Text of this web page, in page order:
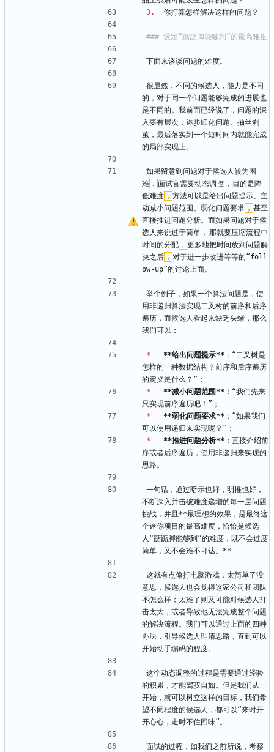
3.
  你打算怎样解决这样的问题？
下面来谈谈问题的难度。
很显然，不同的候选人，能力是不同
的，对于同一个问题能够完成的进展也
是不同的。我前面已经说了，问题的深
入要有层次，逐步细化问题、抽丝剥
茧，最后落实到一个短时间内就能完成
的局部实现上。
如果留意到问题对于候选人较为困
难 ， 面试官需要动态调控 ， 目的是降
低难度 ， 方法可以是给出问题提示、主
动减小问题范围、弱化问题要求 ， 甚至
直接推进问题分析。而如果问题对于候
选人来说过于简单 ， 那就要压缩流程中
时间的分配 ， 更多地把时间放到问题解
决之后 ， 对于进一步改进等等的“foll
ow-up”的讨论上面。
举个例子，如果一个算法问题是，使
用非递归算法实现二叉树的前序和后序
遍历，而候选人看起来缺乏头绪，那么
我们可以：
* **给出问题提示** ：“二叉树是
怎样的一种数据结构？前序和后序遍历
的定义是什么？”；
*
**减小问题范围** ：“我们先来
只实现前序遍历吧！”；
*
**弱化问题要求** ：“如果我们
可以使用递归来实现呢？”；
*
**推进问题分析** ：直接介绍前
序或者后序遍历，使用非递归来实现的
思路。
一句话，通过暗示也好，明推也好，
不断深入并击破难度递增的每一层问题
挑战，并且**最理想的效果，是最终这
个迷你项目的最高难度，恰恰是候选
人“踮踮脚能够到”的难度，既不会过度
简单，又不会难不可达。**
这就有点像打电脑游戏，太简单了没
意思，候选人也会觉得这家公司和团队
不怎么样；太难了则又可能对候选人打
击太大，或者导致他无法完成整个问题
的解决流程。我们可以通过上面的四种
办法，引导候选人理清思路，直到可以
开始动手编码的程度。
这个动态调整的过程是需要通过经验
的积累，才能驾驭自如。但是我们从一
开始，就可以树立这样的目标，我们希
望不同程度的候选人，都可以“来时开
开心心，走时不住回味”。
面试的过程，如我们之前所说，考察